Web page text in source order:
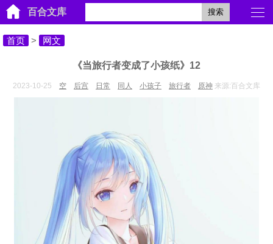
百合文库 搜索
首页 > 网文
《当旅行者变成了小孩纸》12
2023-10-25 空 后宫 日常 同人 小孩子 旅行者 原神 来源:百合文库